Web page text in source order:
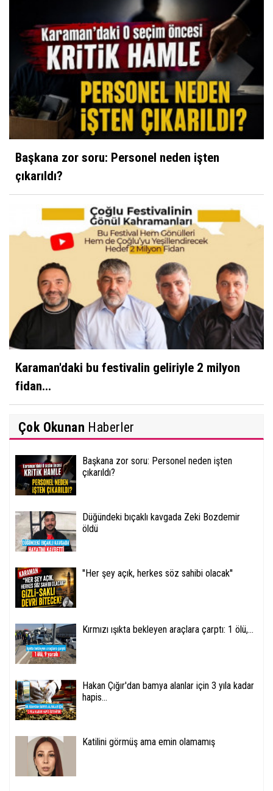
Başkana zor soru: Personel neden işten
çıkarıldı?
Karaman'daki bu festivalin geliriyle 2 milyon
fidan...
Çok Okunan Haberler
Başkana zor soru: Personel neden işten
çıkarıldı?
Düğündeki bıçaklı kavgada Zeki Bozdemir
öldü
''Her şey açık, herkes söz sahibi olacak''
Kırmızı ışıkta bekleyen araçlara çarptı: 1 ölü,...
Hakan Çığır'dan bamya alanlar için 3 yıla kadar
hapis...
Katilini görmüş ama emin olamamış